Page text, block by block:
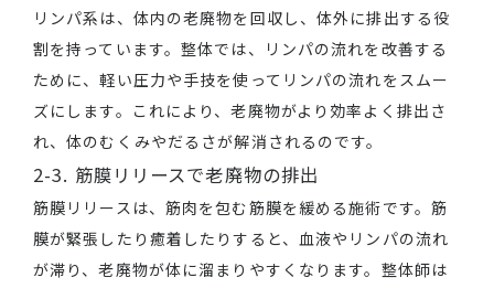
リンパ系は、体内の老廃物を回収し、体外に排出する役
割を持っています。整体では、リンパの流れを改善する
ために、軽い圧力や手技を使ってリンパの流れをスムー
ズにします。これにより、老廃物がより効率よく排出さ
れ、体のむくみやだるさが解消されるのです。
2-3. 筋膜リリースで老廃物の排出
筋膜リリースは、筋肉を包む筋膜を緩める施術です。筋
膜が緊張したり癒着したりすると、血液やリンパの流れ
が滞り、老廃物が体に溜まりやすくなります。整体師は